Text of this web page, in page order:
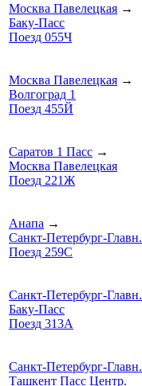
Москва Павелецкая →
Баку-Пасс
Поезд 055Ч
Москва Павелецкая →
Волгоград 1
Поезд 455Й
Саратов 1 Пасс →
Москва Павелецкая
Поезд 221Ж
Анапа →
Санкт-Петербург-Главн.
Поезд 259С
Санкт-Петербург-Главн.
Баку-Пасс
Поезд 313А
Санкт-Петербург-Главн.
Ташкент Пасс Центр.